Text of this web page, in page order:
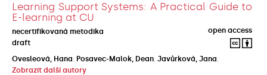
Learning Support Systems: A Practical Guide to
E-learning at CU
necertifikovaná metodika
open access
draft
Ovesleová, Hana; Posavec-Malok, Dean; Javůrková, Jana;
Zobrazit další autory